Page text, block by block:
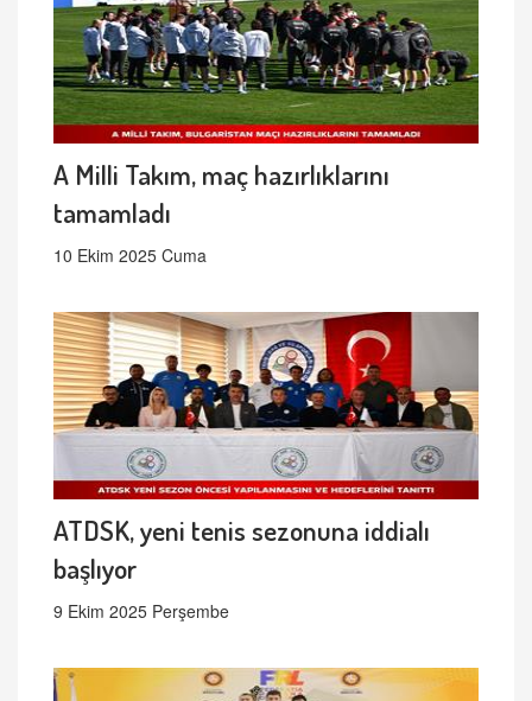
A Milli Takım, maç hazırlıklarını
tamamladı
10 Ekim 2025 Cuma
ATDSK, yeni tenis sezonuna iddialı
başlıyor
9 Ekim 2025 Perşembe